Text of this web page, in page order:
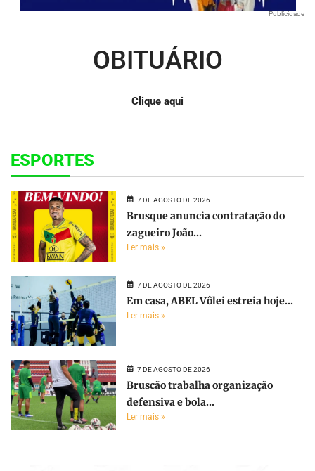
Publicidade
OBITUÁRIO
Clique aqui
ESPORTES
7 DE AGOSTO DE 2026
Brusque anuncia contratação do
zagueiro João...
Ler mais »
7 DE AGOSTO DE 2026
Em casa, ABEL Vôlei estreia hoje...
Ler mais »
7 DE AGOSTO DE 2026
Bruscão trabalha organização
defensiva e bola...
Ler mais »